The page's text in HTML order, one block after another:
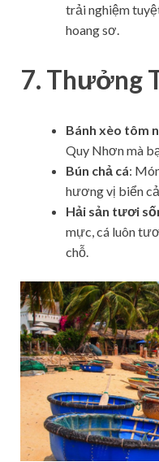
trải nghiệm
hoang sơ.
7. Thưởng
Bánh xèo tôm
Quy Nhơn mà
Bún chả cá:
hương vị biển
Hải sản tươi
mực, cá luôn
chỗ.